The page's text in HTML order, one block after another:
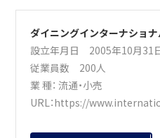
ダイニングインターナショ
設立年月日 2005年10月31
従業員数 200人
業 種：流通・小売
URL：https://